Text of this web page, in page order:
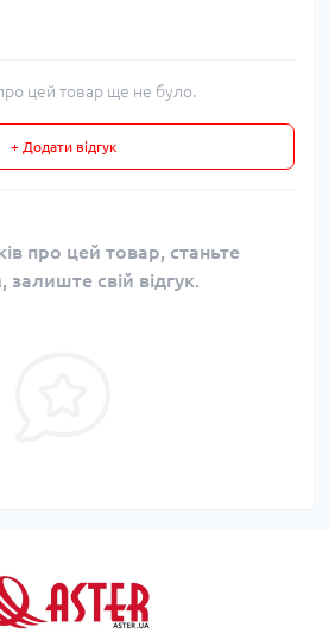
про цей товар ще не було.
+ Додати відгук
про цей товар, станьте
свій відгук.